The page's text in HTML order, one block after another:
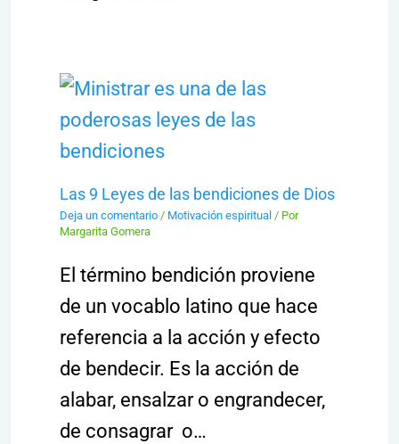
Las 9 Leyes de las bendiciones de Dios
Deja un comentario / Motivación espiritual / Por
Margarita Gomera
El término bendición proviene
de un vocablo latino que hace
referencia a la acción y efecto
de bendecir. Es la acción de
alabar, ensalzar o engrandecer,
de consagrar o…